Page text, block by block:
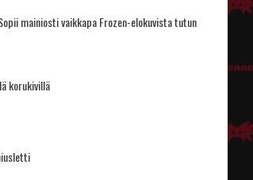
mainiosti vaikkapa Frozen-elokuvista tutun
korukivillä